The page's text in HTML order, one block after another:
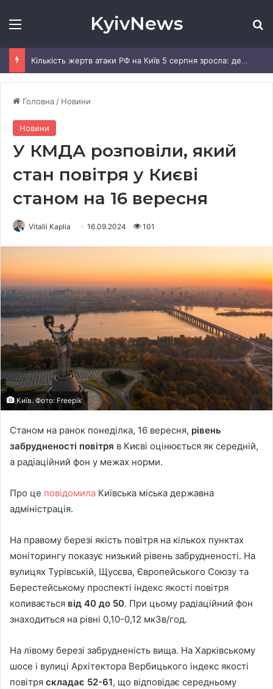
Меню KyivNews
Кількість жертв атаки РФ на Київ 5 серпня зросла: деталі
Головна / Новини
Новини
У КМДА розповіли, який
стан повітря у Києві
станом на 16 вересня
Vitalii Kaplia 16.09.2024 101
Київ. Фото: Freepik
Станом на ранок понеділка, 16 вересня, рівень
забрудненості повітря в Києві оцінюється як середній,
а радіаційний фон у межах норми.
Про це повідомила Київська міська державна
адміністрація.
На правому березі якість повітря на кількох пунктах
моніторингу показує низький рівень забрудненості. На
вулицях Турівській, Щусєва, Європейського Союзу та
Берестейському проспекті індекс якості повітря
коливається від 40 до 50. При цьому радіаційний фон
знаходиться на рівні 0,10-0,12 мкЗв/год.
На лівому березі забрудненість вища. На Харківському
шосе і вулиці Архітектора Вербицького індекс якості
повітря складає 52-61, що відповідає середньому